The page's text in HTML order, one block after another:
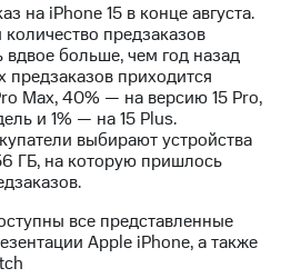
на iPhone 15 в конце августа.
предзаказов
вдвое больше, чем год назад
предзаказов приходится
Max, 40% — на версию 15 Pro,
и 1% — на 15 Plus.
выбирают устройства
ГБ, на которую пришлось
все представленные
Apple iPhone, а также